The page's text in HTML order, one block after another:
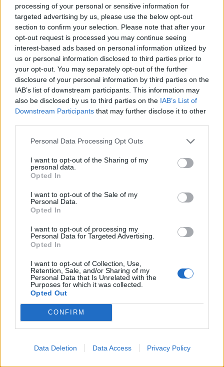
processing of your personal or sensitive information for
targeted advertising by us, please use the below opt-out
section to confirm your selection. Please note that after your
opt-out request is processed you may continue seeing
interest-based ads based on personal information utilized by
us or personal information disclosed to third parties prior to
your opt-out. You may separately opt-out of the further
disclosure of your personal information by third parties on the
IAB’s list of downstream participants. This information may
also be disclosed by us to third parties on the IAB’s List of
Downstream Participants that may further disclose it to other
Personal Data Processing Opt Outs
I want to opt-out of the Sharing of my
personal data.
Opted In
I want to opt-out of the Sale of my
Personal Data.
Opted In
I want to opt-out of processing my
Personal Data for Targeted Advertising.
Opted In
I want to opt-out of Collection, Use,
Retention, Sale, and/or Sharing of my
Personal Data that Is Unrelated with the
Purposes for which it was collected.
Opted Out
CONFIRM
Data Deletion Data Access Privacy Policy